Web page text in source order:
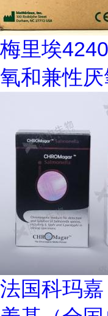
梅里埃
氧和兼性
法国科玛